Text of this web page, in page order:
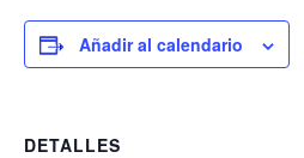
Añadir al calendario
DETALLES